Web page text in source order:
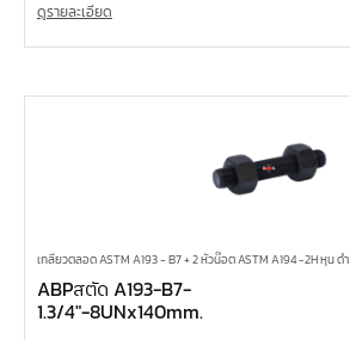
ดูรายละเอียด
เกลียวตลอด ASTM A193 - B7 + 2 หัวน๊อต ASTM A194 -2H หุน ดำ
ABPสตัด A193-B7-
1.3/4″-8UNx140mm.